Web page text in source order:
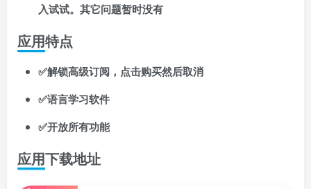
入试试。其它问题暂时没有
应用特点
✅解锁高级订阅，点击购买然后取消
✅语言学习软件
✅开放所有功能
应用下载地址